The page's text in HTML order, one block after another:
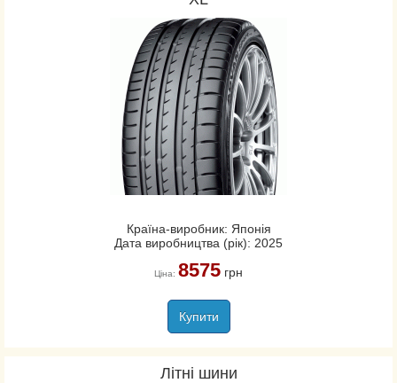
Країна-виробник: Японія
Дата виробництва (рік): 2025
Ціна: 8575грн
Купити
Літні шини